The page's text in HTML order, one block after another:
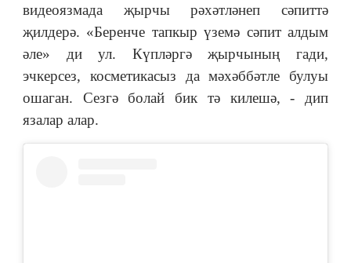
видеоязмада җырчы рәхәтләнеп сәпиттә
җилдерә. «Беренче тапкыр үземә сәпит алдым
әле» ди ул. Күпләргә җырчының гади,
эчкерсез, косметикасыз да мәхәббәтле булуы
ошаган. Сезгә болай бик тә килешә, - дип
язалар алар.